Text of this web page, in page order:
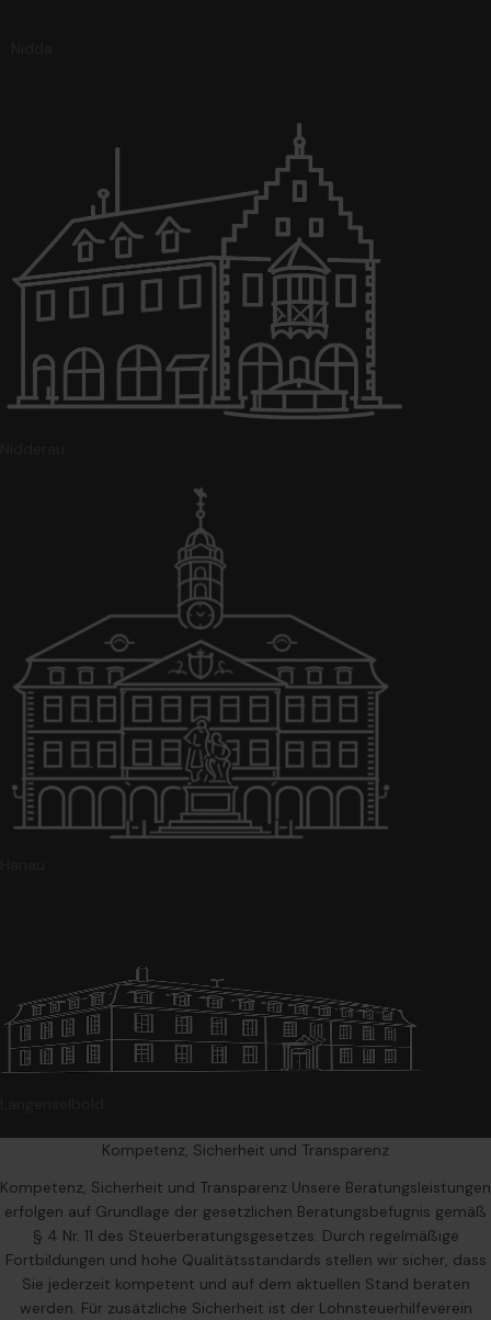
Kompetenz, Sicherheit und Transparenz
Kompetenz, Sicherheit und Transparenz Unsere Beratungsleistungen
erfolgen auf Grundlage der gesetzlichen Beratungsbefugnis gemäß
§ 4 Nr. 11 des Steuerberatungsgesetzes. Durch regelmäßige
Fortbildungen und hohe Qualitätsstandards stellen wir sicher, dass
Sie jederzeit kompetent und auf dem aktuellen Stand beraten
werden. Für zusätzliche Sicherheit ist der Lohnsteuerhilfeverein